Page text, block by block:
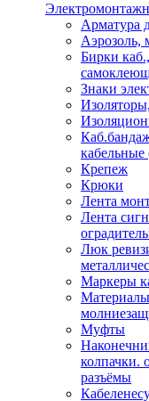
Арматура
Аэрозоль,
Бирки
Знаки
Крепеж
Крюки
Лента
Лента
Люк
Маркеры
Материалы
Муфты
колпачки.
разъёмы